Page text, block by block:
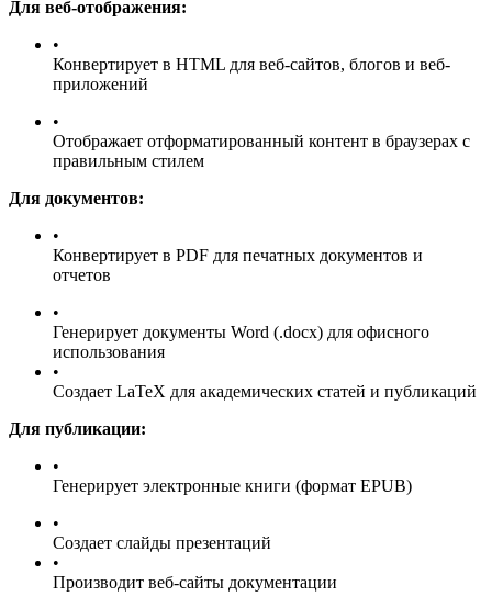
Для веб-отображения:
•
Конвертирует в HTML для веб-сайтов, блогов и веб-
приложений
•
Отображает отформатированный контент в браузерах с
правильным стилем
Для документов:
•
Конвертирует в PDF для печатных документов и
отчетов
•
Генерирует документы Word (.docx) для офисного
использования
•
Создает LaTeX для академических статей и публикаций
Для публикации:
•
Генерирует электронные книги (формат EPUB)
•
Создает слайды презентаций
•
Производит веб-сайты документации